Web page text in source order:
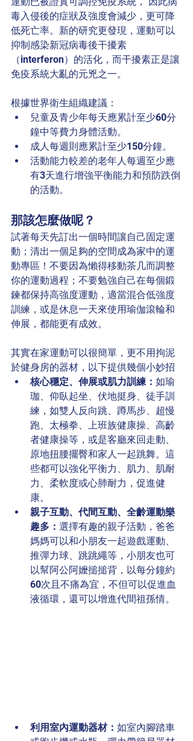
毒入侵後的症狀及強度會減少，更可降
低死亡率。新的研究更發現，運動可以
抑制感染新冠病毒後干擾素
（interferon）的活化，而干擾素正是讓
免疫系統大亂的元兇之一。
根據世界衛生組織建議：
兒童及青少年每天應累計至少60分
鐘中等費力身體活動。
成人每週則應累計至少150分鐘。
活動能力較差的老年人每週至少應
有3天進行增強平衡能力和預防跌倒
的活動。
那該怎麼做呢？
試著每天先訂出一個時間讓自己固定運
動；清出一個足夠的空間成為家中的運
動專區！不要因為懶得移動茶几而調整
你的運動過程；不要勉強自己在每個鍛
鍊都保持高強度運動，適當混合低強度
訓練，或是休息一天來使用瑜伽滾輪和
伸展，都能更有成效。
其實在家運動可以很簡單，更不用拘泥
於健身房的器材，以下提供幾個小妙招
核心穩定、伸展或肌力訓練： 如瑜
珈、仰臥起坐、伏地挺身、徒手訓
練，如雙人反向跳、蹲馬步、超慢
跑、太極拳、上班族健康操、高齡
者健康操等，或是客廳來回走動、
原地扭腰擺臀和家人一起跳舞。這
些都可以強化平衡力、肌力、肌耐
力、柔軟度或心肺耐力，促進健
康。
親子互動、代間互動、全齡運動樂
趣多： 選擇有趣的親子活動，爸爸
媽媽可以和小朋友一起遊戲運動、
推彈力球、跳跳繩等，小朋友也可
以幫阿公阿嬤搥搥背，以每分鐘約
60次且不痛為宜，不但可以促進血
液循環，還可以增進代間祖孫情。
利用室內運動器材： 如室內腳踏車